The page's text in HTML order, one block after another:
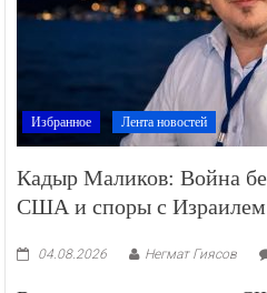
Избранное Лента новостей
Кадыр Маликов: Война
США и споры с
04.08.2026 Негмат Гиясов